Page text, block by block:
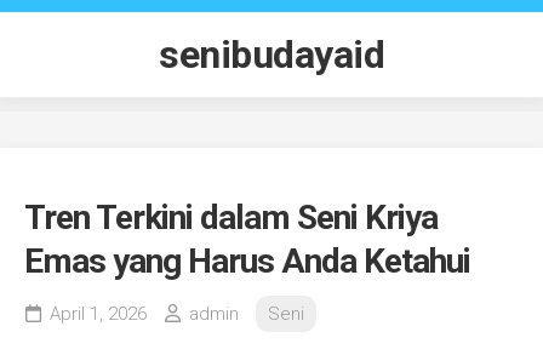
Skip
senibudayaid
Tren Terkini dalam Seni Kriya
Emas yang Harus Anda Ketahui
April 1, 2026 admin Seni